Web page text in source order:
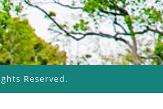
Reserved.